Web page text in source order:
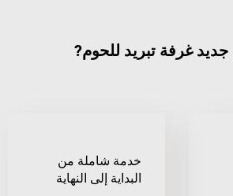
خدمة شاملة من
البداية إلى النهاية